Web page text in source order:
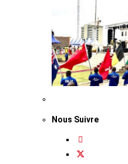
Nous Suivre